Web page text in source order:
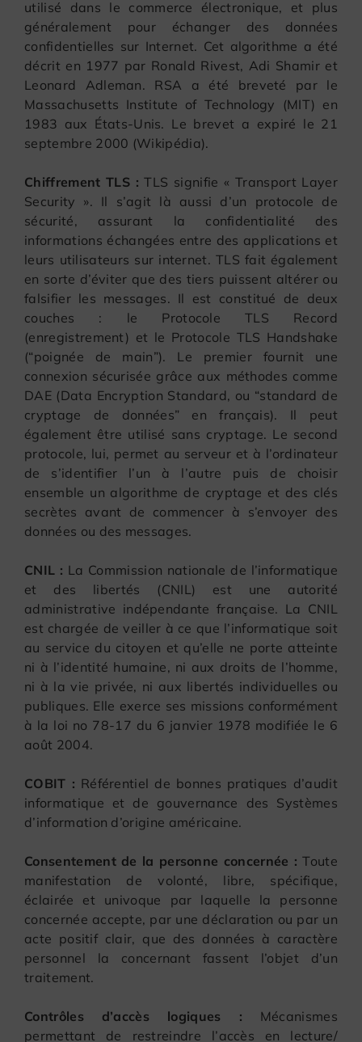
utilisé dans le commerce électronique, et plus
généralement pour échanger des données
confidentielles sur Internet. Cet algorithme a été
décrit en 1977 par Ronald Rivest, Adi Shamir et
Leonard Adleman. RSA a été breveté par le
Massachusetts Institute of Technology (MIT) en
1983 aux États-Unis. Le brevet a expiré le 21
septembre 2000 (Wikipédia).
Chiffrement TLS :TLS signifie « Transport Layer
Security ». Il s’agit là aussi d’un protocole de
sécurité, assurant la confidentialité des
informations échangées entre des applications et
leurs utilisateurs sur internet. TLS fait également
en sorte d’éviter que des tiers puissent altérer ou
falsifier les messages. Il est constitué de deux
couches : le Protocole TLS Record
(enregistrement) et le Protocole TLS Handshake
(“poignée de main”). Le premier fournit une
connexion sécurisée grâce aux méthodes comme
DAE (Data Encryption Standard, ou “standard de
cryptage de données” en français). Il peut
également être utilisé sans cryptage. Le second
protocole, lui, permet au serveur et à l’ordinateur
de s’identifier l’un à l’autre puis de choisir
ensemble un algorithme de cryptage et des clés
secrètes avant de commencer à s’envoyer des
données ou des messages.
CNIL : La Commission nationale de l’informatique
et des libertés (CNIL) est une autorité
administrative indépendante française. La CNIL
est chargée de veiller à ce que l’informatique soit
au service du citoyen et qu’elle ne porte atteinte
ni à l’identité humaine, ni aux droits de l’homme,
ni à la vie privée, ni aux libertés individuelles ou
publiques. Elle exerce ses missions conformément
à la loi no 78-17 du 6 janvier 1978 modifiée le 6
août 2004.
COBIT : Référentiel de bonnes pratiques d’audit
informatique et de gouvernance des Systèmes
d’information d’origine américaine.
Consentement de la personne concernée :Toute
manifestation de volonté, libre, spécifique,
éclairée et univoque par laquelle la personne
concernée accepte, par une déclaration ou par un
acte positif clair, que des données à caractère
personnel la concernant fassent l’objet d’un
traitement.
Contrôles d’accès logiques : Mécanismes
permettant de restreindre l’accès en lecture/